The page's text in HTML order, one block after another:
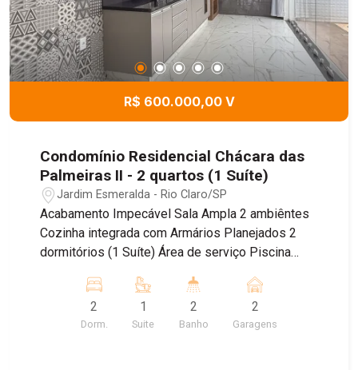
R$ 600.000,00 V
Condomínio Residencial Chácara das
Palmeiras II - 2 quartos (1 Suíte)
Jardim Esmeralda - Rio Claro/SP
Acabamento Impecável Sala Ampla 2 ambiêntes
Cozinha integrada com Armários Planejados 2
dormitórios (1 Suíte) Área de serviço Piscina
2
Dorm.
1
Suite
2
Banho
2
Garagens